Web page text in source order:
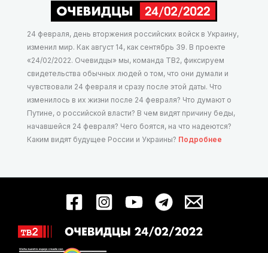
24 февраля, день вторжения российских войск в Украину,
изменил мир. Как август 14, как сентябрь 39. В проекте
«24/02/2022. Очевидцы» мы, команда ТВ2, фиксируем
свидетельства обычных людей о том, что они думали и
чувствовали 24 февраля и сразу после этой даты. Что
изменилось в их жизни после 24 февраля? Что думают о
Путине, о российской власти? В чем видят причину беды,
начавшейся 24 февраля? Чего боятся, на что надеются?
Каким видят будущее России и Украины? Подробнее